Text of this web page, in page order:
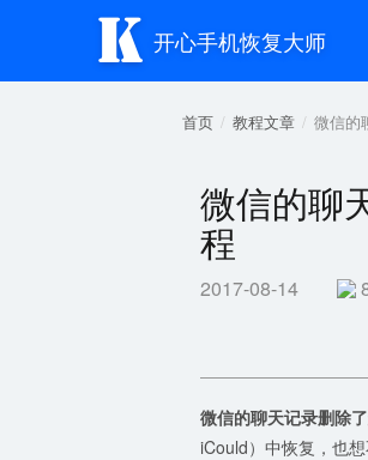
 开心手机恢复大师
首页 教程文章 微信的
微信的聊
程
2017-08-14
微信的聊天记录删除
iCould）中恢复，也